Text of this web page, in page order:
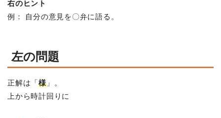
右のヒント
例： 自分の意見を〇弁に語る。
左の問題
正解は「様」。
上から時計回りに